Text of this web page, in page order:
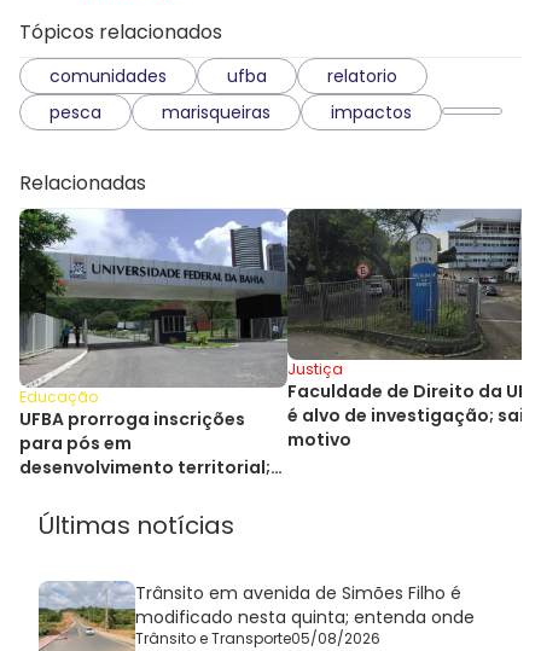
Tópicos relacionados
comunidades ufba
relatorio
pesca
marisqueiras impactos
Relacionadas
Educação
UFBA prorroga inscrições
para pós em
desenvolvimento territorial;
Justiça
Faculdade de Direito da
é alvo de investigação;
motivo
Últimas notícias
Trânsito em avenida de Simões Filho é
modificado nesta quinta; entenda onde
Trânsito e Transporte05/08/2026